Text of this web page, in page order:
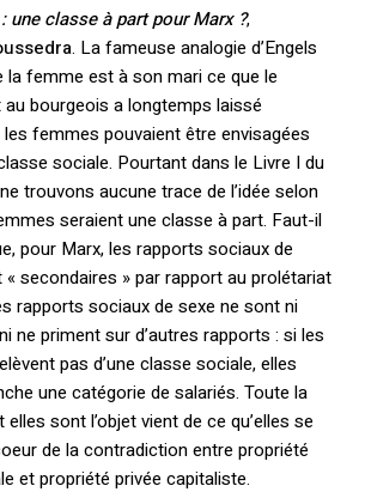
une classe à part pour Marx ?,
. La fameuse analogie d’Engels
la femme est à son mari ce que le
bourgeois a longtemps laissé
femmes pouvaient être envisagées
sociale. Pourtant dans le Livre I du
trouvons aucune trace de l’idée selon
seraient une classe à part. Faut-il
pour Marx, les rapports sociaux de
« secondaires » par rapport au prolétariat
rapports sociaux de sexe ne sont ni
ne priment sur d’autres rapports : si les
pas d’une classe sociale, elles
une catégorie de salariés. Toute la
sont l’objet vient de ce qu’elles se
de la contradiction entre propriété
et propriété privée capitaliste.